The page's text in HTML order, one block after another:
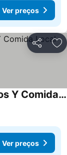
Ver preços
Partilhar
La Casita, Entorno Rural, Servicios Y Comida Local
Ver preços